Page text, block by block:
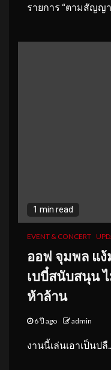
รายการ “ตามสัญญา”
1 min read
EVENT & CONCERT
ออฟ จุมพล แ
เบบี๋สนับสนุน
ห้าล้าน
6 ปี ago admin
งานนี้เล่นเอาเป็นปลื...